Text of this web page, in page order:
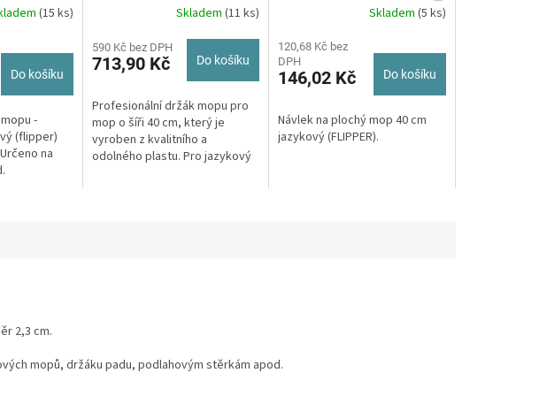
(15 ks)
Do košíku
-
(flipper)
na
Skladem(11 ks)
590 Kč bez DPH
713,90 Kč Do košíku
Profesionální držák mopu pro
mop o šíři 40 cm, který je
vyroben z kvalitního a
odolného plastu. Pro jazykový
produktu
je
5,0
5
hvězdiček.
Skladem(5 ks)
120,68 Kč bez
DPH
146,02 Kč Do košíku
Návlek na plochý mop 40 cm
jazykový (FLIPPER).
2,3 cm.
mopů, držáku padu, podlahovým stěrkám apod.